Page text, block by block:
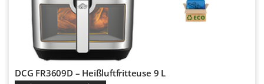
DCG FR3609D – Heißluftfritteuse 9 L